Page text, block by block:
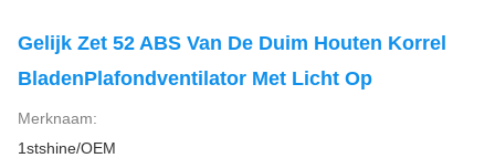
Gelijk Zet 52 ABS Van De Duim Houten Korrel
BladenPlafondventilator Met Licht Op
Merknaam:
1stshine/OEM